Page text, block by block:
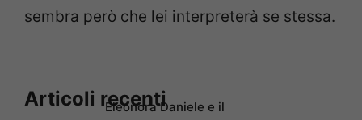
sembra però che lei interpreterà se stessa.
Articoli recentiEleonora Daniele e il